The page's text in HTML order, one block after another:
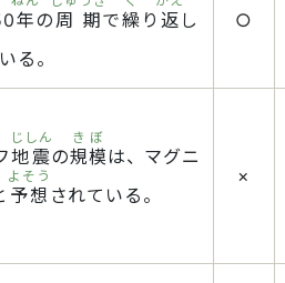
年の 周期で繰 り 返 し
る。
○
地震
じしん
の規模
きぼ
は、マグニ
予想
よそう
されている。
×